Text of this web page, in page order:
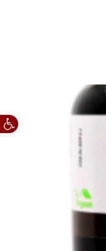
פתח